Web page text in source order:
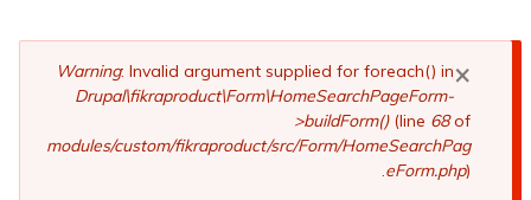
×
رسالة
الخطأ
Warning: Invalid argument supplied for foreach() in
Drupal\fikraproduct\Form\HomeSearchPageForm-
>buildForm()(line 68of
modules/custom/fikraproduct/src/Form/HomeSearchPag
eForm.php).